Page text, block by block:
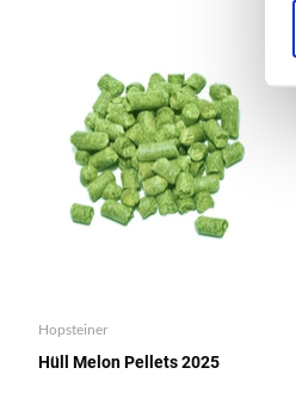
Hopsteiner
Hüll Melon Pellets 2025